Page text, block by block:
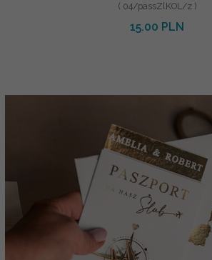
( 04/passZlKOL/z )
15.00 PLN